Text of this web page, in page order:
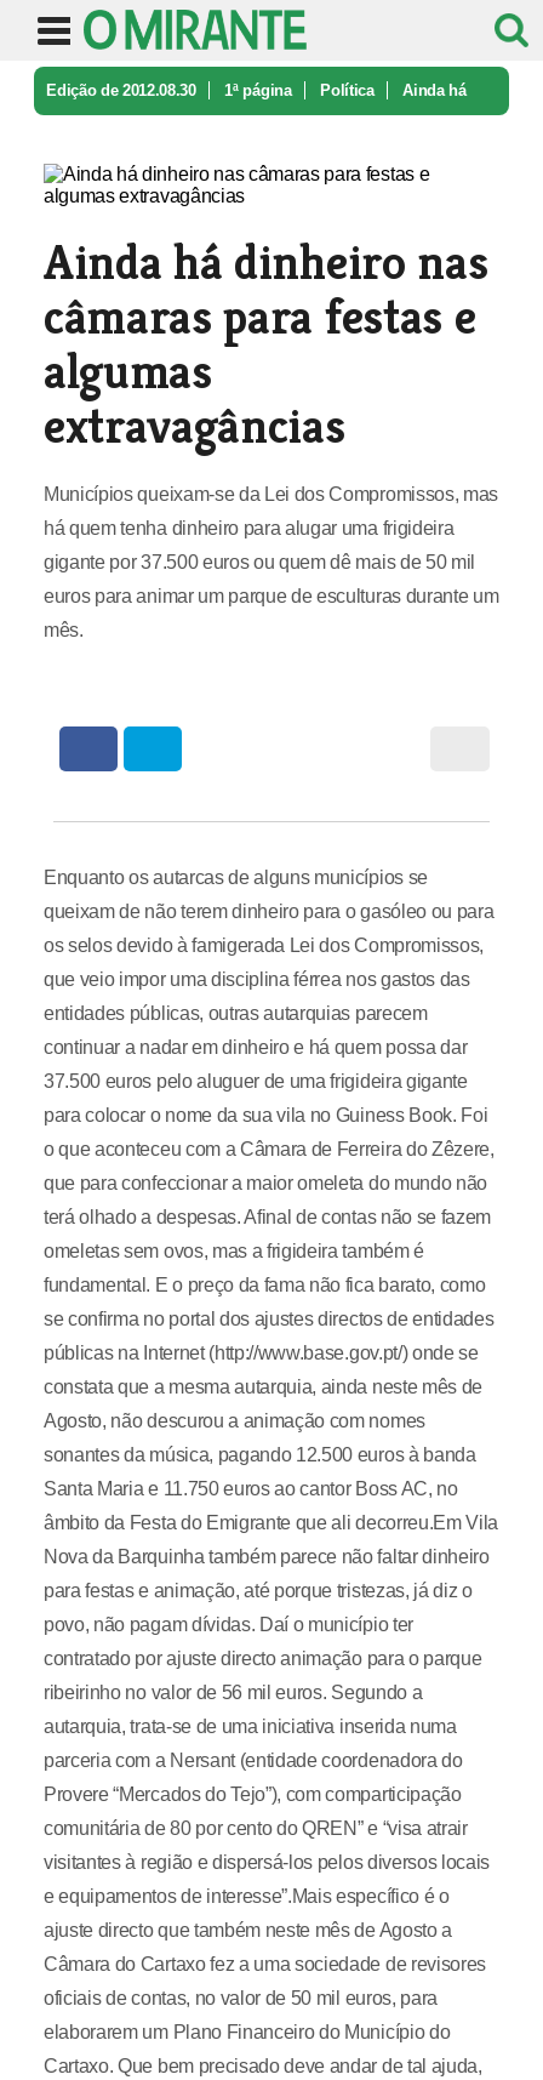
Edição de 2012.08.30 1ª página Política Ainda há
Ainda há dinheiro nas
câmaras para festas e
algumas
extravagâncias
Municípios queixam-se da Lei dos Compromissos, mas
há quem tenha dinheiro para alugar uma frigideira
gigante por 37.500 euros ou quem dê mais de 50 mil
euros para animar um parque de esculturas durante um
mês.
Enquanto os autarcas de alguns municípios se
queixam de não terem dinheiro para o gasóleo ou para
os selos devido à famigerada Lei dos Compromissos,
que veio impor uma disciplina férrea nos gastos das
entidades públicas, outras autarquias parecem
continuar a nadar em dinheiro e há quem possa dar
37.500 euros pelo aluguer de uma frigideira gigante
para colocar o nome da sua vila no Guiness Book. Foi
o que aconteceu com a Câmara de Ferreira do Zêzere,
que para confeccionar a maior omeleta do mundo não
terá olhado a despesas. Afinal de contas não se fazem
omeletas sem ovos, mas a frigideira também é
fundamental. E o preço da fama não fica barato, como
se confirma no portal dos ajustes directos de entidades
públicas na Internet (http://www.base.gov.pt/) onde se
constata que a mesma autarquia, ainda neste mês de
Agosto, não descurou a animação com nomes
sonantes da música, pagando 12.500 euros à banda
Santa Maria e 11.750 euros ao cantor Boss AC, no
âmbito da Festa do Emigrante que ali decorreu.Em Vila
Nova da Barquinha também parece não faltar dinheiro
para festas e animação, até porque tristezas, já diz o
povo, não pagam dívidas. Daí o município ter
contratado por ajuste directo animação para o parque
ribeirinho no valor de 56 mil euros. Segundo a
autarquia, trata-se de uma iniciativa inserida numa
parceria com a Nersant (entidade coordenadora do
Provere “Mercados do Tejo”), com comparticipação
comunitária de 80 por cento do QREN” e “visa atrair
visitantes à região e dispersá-los pelos diversos locais
e equipamentos de interesse”.Mais específico é o
ajuste directo que também neste mês de Agosto a
Câmara do Cartaxo fez a uma sociedade de revisores
oficiais de contas, no valor de 50 mil euros, para
elaborarem um Plano Financeiro do Município do
Cartaxo. Que bem precisado deve andar de tal ajuda,